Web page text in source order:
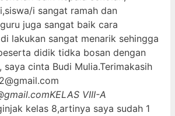
i sangat ramah dan
juga sangat baik cara
lakukan sangat menarik sehingga
didik tidka bosan dengan
saya cinta Budi Mulia.Terimakasih
KELAS VIII-A
kelas 8,artinya saya sudah 1